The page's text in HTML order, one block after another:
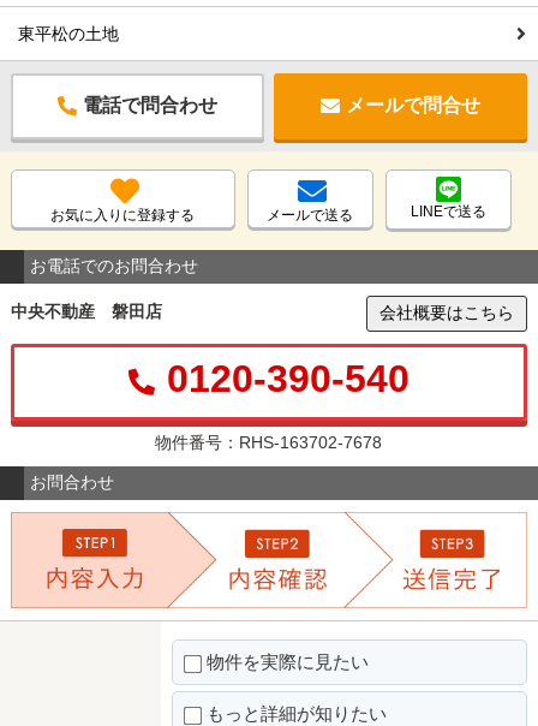
東平松の土地
電話で問合わせ メールで問合せ
お気に入りに登録する メールで送る LINEで送る
お電話でのお問合わせ
中央不動産 磐田店 会社概要はこちら
0120-390-540
物件番号：RHS-163702-7678
お問合わせ
物件を実際に見たい
もっと詳細が知りたい